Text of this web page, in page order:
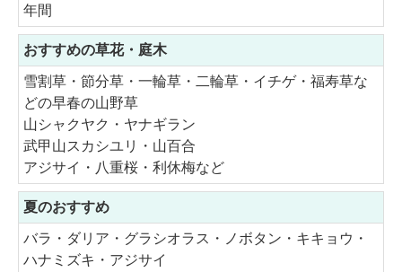
年間
おすすめの草花・庭木
雪割草・節分草・一輪草・二輪草・イチゲ・福寿草な
どの早春の山野草
山シャクヤク・ヤナギラン
武甲山スカシユリ・山百合
アジサイ・八重桜・利休梅など
夏のおすすめ
バラ・ダリア・グラシオラス・ノボタン・キキョウ・
ハナミズキ・アジサイ